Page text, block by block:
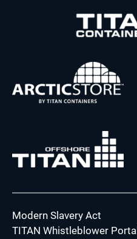
Modern Slavery Act
TITAN Whistleblower Portal